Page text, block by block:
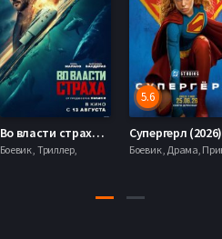
Во власти страха (2026)
Боевик , Триллер,
5.6
Супергерл (2026)